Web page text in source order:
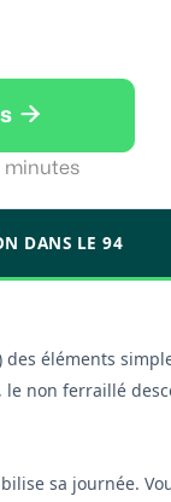

minutes
DANS LE 94
éléments
non ferraillé
sa journée.